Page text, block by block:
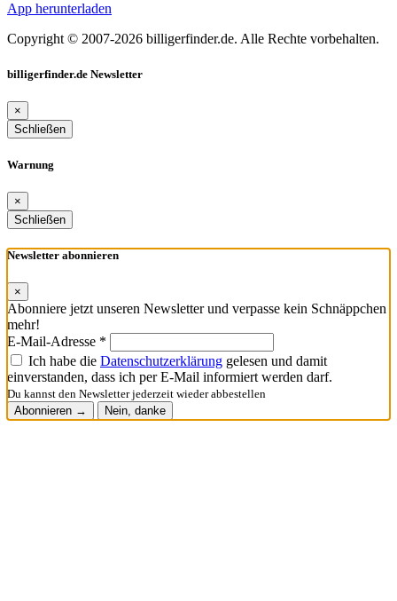
App herunterladen
Copyright © 2007-2026 billigerfinder.de. Alle Rechte vorbehalten.
billigerfinder.de Newsletter
×
Schließen
Warnung
×
Schließen
Newsletter abonnieren
×
Abonniere jetzt unseren Newsletter und verpasse kein Schnäppchen
mehr!
E-Mail-Adresse *
Ich habe die Datenschutzerklärung gelesen und damit
einverstanden, dass ich per E-Mail informiert werden darf.
Du kannst den Newsletter jederzeit wieder abbestellen
Abonnieren →
Nein, danke